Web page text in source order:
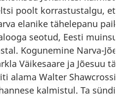
poolt korrastustalgu, et
elanike tähelepanu
seotud, Eesti
Kogunemine Narva-
Väikesaare ja Jõesuu
alama Walter Shawcrossi
kalmistul. Ta sündis